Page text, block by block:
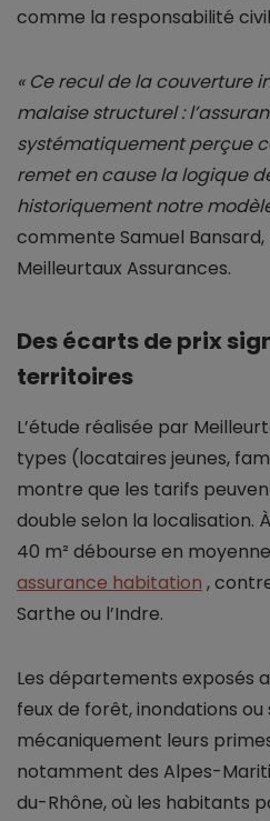
comme la responsabilité
« Ce recul de la couverture
malaise structurel :
systématiquement perçue
remet en cause la logique
historiquement notre
commente Samuel
Meilleurtaux Assurances.
Des écarts de prix
territoires
L’étude réalisée par
types (locataires jeunes,
montre que les tarifs
double selon la localisation.
40 m² débourse en
assurance habitation ,
Sarthe ou l’Indre.
Les départements exposés
feux de forêt, inondations
mécaniquement leurs
notamment des Alpes-
du-Rhône, où les habitants